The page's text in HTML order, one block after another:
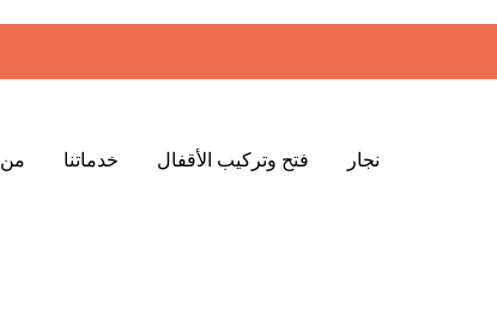
نجار فتح وتركيب الأقفال خدماتنا